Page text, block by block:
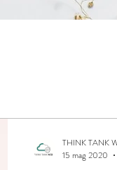
THINK TANK
15 mag 2020